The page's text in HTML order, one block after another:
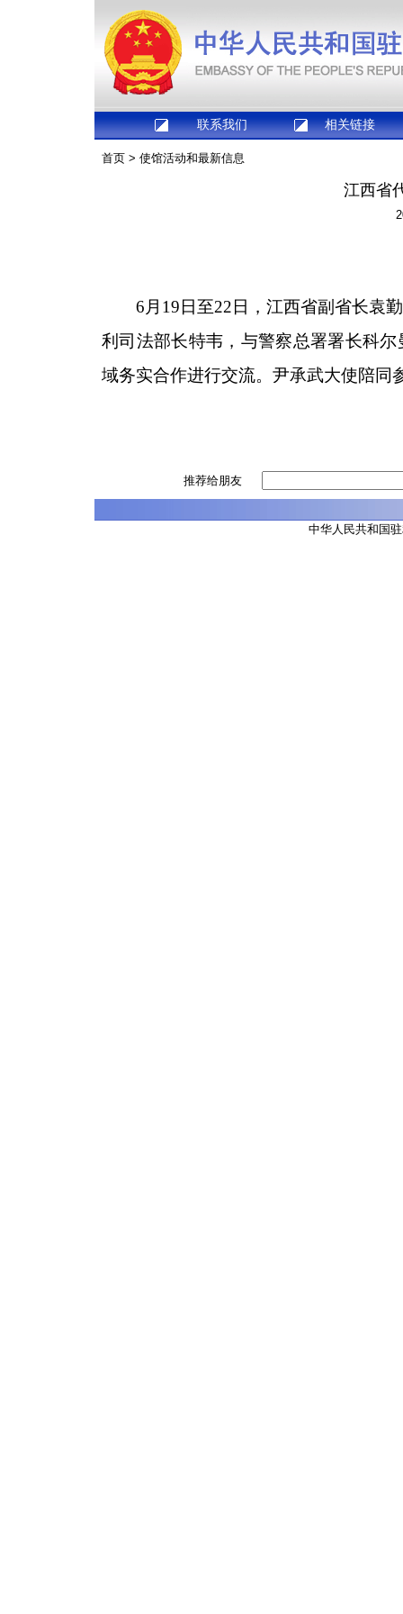
联系我们 相关链接
首页 > 使馆活动和最新信息
江西省
6月19日至22日，江西省副省长袁
利司法部长特韦，与警察总署署长科
域务实合作进行交流。尹承武大使陪同
推荐给朋友
中华人民共和国